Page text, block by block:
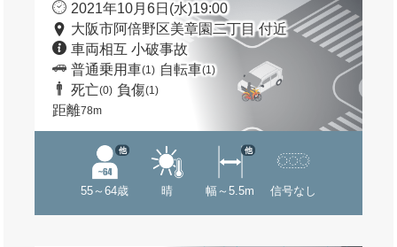
2021年10月6日(水)19:00
大阪市阿倍野区美章園二丁目 付近
車両相互 小破事故
普通乗用車(1) 自転車(1)
死亡(0) 負傷(1)
距離78m
55～64歳
他
晴 幅～5.5m
他
信号なし